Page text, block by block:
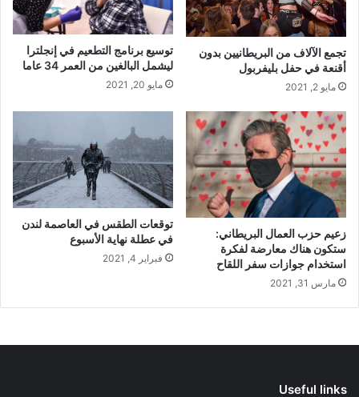
تجمع الآلاف من البريطانيين بدون
أقنعة في حفل بليفربول
مايو 2, 2021
توسيع برنامج التطعيم في إنجلترا
ليشمل البالغين من العمر 34 عاما
مايو 20, 2021
زعيم حزب العمال البريطاني:
ستكون هناك معارضة لفكرة
استخدام جوازات سفر اللقاح
مارس 31, 2021
توقعات الطقس في العاصمة لندن
في عطلة نهاية الأسبوع
فبراير 4, 2021
Useful links